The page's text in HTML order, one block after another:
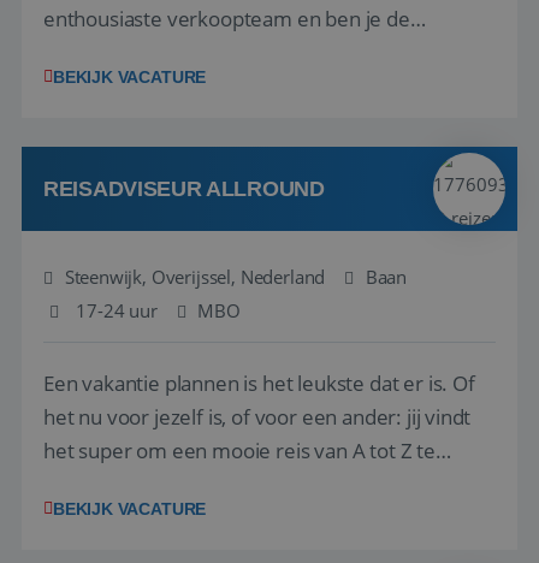
enthousiaste verkoopteam en ben je de
en tarieven waar je collega’s niet uitkomen.
kwaliteitsbewaking van alles wat met IATA te m...
BEKIJK VACATURE
REISADVISEUR ALLROUND
Steenwijk, Overijssel, Nederland
Baan
17-24 uur
MBO
Een vakantie plannen is het leukste dat er is. Of
het nu voor jezelf is, of voor een ander: jij vindt
het super om een mooie reis van A tot Z te
vakantiegangers de meest prachtige plekjes op
BEKIJK VACATURE